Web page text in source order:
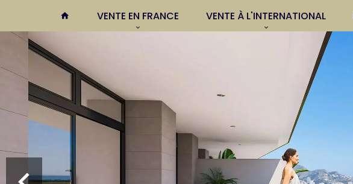
VENTE EN FRANCE VENTE À L'INTERNATIONAL